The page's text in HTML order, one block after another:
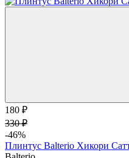
180 ₽
330 ₽
-46%
Плинтус Balterio Хикори